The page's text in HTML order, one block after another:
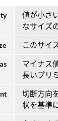
値が小さ
なサイズ
このサイ
マイナス
長いプリ
切断方向
状を基準